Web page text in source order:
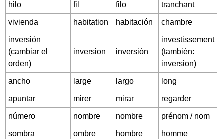
hilo fil filo tranchant
vivienda habitation habitación chambre
inversión
(cambiar el
orden)
inversion inversión
investissement
(también:
inversion)
ancho large largo long
apuntar mirer mirar regarder
número nombre nombre prénom / nom
sombra ombre hombre homme